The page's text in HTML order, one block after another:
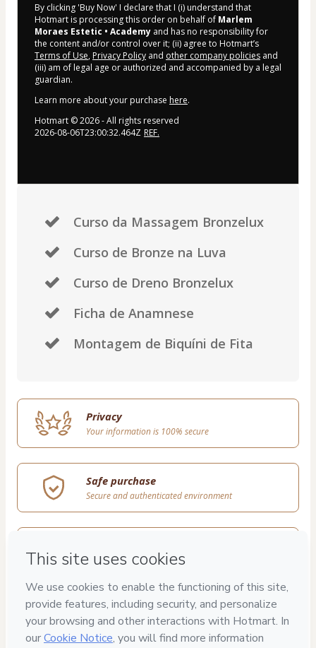
By clicking 'Buy Now' I declare that I (i) understand that
Hotmart is processing this order on behalf of Marlem
Moraes Estetic • Academy and has no responsibility for
the content and/or control over it; (ii) agree to Hotmart’s
Terms of Use, Privacy Policy and other company policies and
(iii) am of legal age or authorized and accompanied by a legal
guardian.
Learn more about your purchase here.
Hotmart ©2026- All rights reserved
2026-08-06T23:00:32.464Z REF.
Curso da Massagem Bronzelux
Curso de Bronze na Luva
Curso de Dreno Bronzelux
Ficha de Anamnese
Montagem de Biquíni de Fita
Privacy
Your information is 100% secure
Safe purchase
Secure and authenticated environment
Access to product delivered by email
Approved content
100% reviewed and approved